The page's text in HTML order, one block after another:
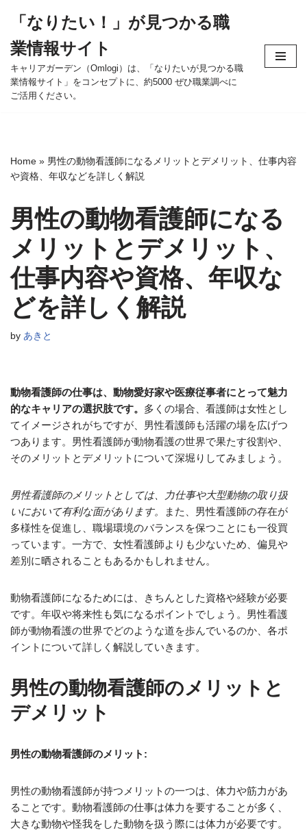
ン
テ
ン
ツ
ッ
プ
「なりたい！」が見つかる職
業情報サイト
キャリアガーデン（Omlogi）は、「なりたいが見つかる職
業情報サイト」をコンセプトに、約5000 ぜひ職業調べに
ご活用ください。
Home » 男性の動物看護師になるメリットとデメリット、仕事内容
や資格、年収などを詳しく解説
男性の動物看護師になる
メリットとデメリット、
仕事内容や資格、年収な
どを詳しく解説
by あきと
動物看護師の仕事は、動物愛好家や医療従事者にとって魅力
的なキャリアの選択肢です。 多くの場合、看護師は女性とし
てイメージされがちですが、男性看護師も活躍の場を広げつ
つあります。男性看護師が動物看護の世界で果たす役割や、
そのメリットとデメリットについて深堀りしてみましょう。
男性看護師のメリットとしては、力仕事や大型動物の取り扱
いにおいて有利な面があります。
また、男性看護師の存在が
多様性を促進し、職場環境のバランスを保つことにも一役買
っています。一方で、女性看護師よりも少ないため、偏見や
差別に晒されることもあるかもしれません。
動物看護師になるためには、きちんとした資格や経験が必要
です。年収や将来性も気になるポイントでしょう。男性看護
師が動物看護の世界でどのような道を歩んでいるのか、各ポ
イントについて詳しく解説していきます。
男性の動物看護師のメリットと
デメリット
男性の動物看護師のメリット:
男性の動物看護師が持つメリットの一つは、体力や筋力があ
ることです。動物看護師の仕事は体力を要することが多く、
大きな動物や怪我をした動物を扱う際には体力が必要です。